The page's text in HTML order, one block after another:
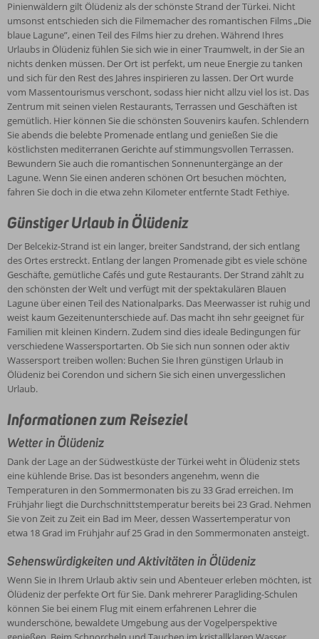
Umgebung von Ölüdeniz wie Danthos, Pinara, Letoon, Sidyma, Tlos
und Myra. Etwa 70 Kilometer entfernt liegt die Stadt Dalyan mit
ihren gut erhaltenen lykischen Felsengräbern. Zwischen Juni und
September können Sie außerdem das märchenhafte Tal der
Schmetterlinge besuchen, in dem Schmetterlinge in allen Farben
und Arten fröhlich umherflatteren. Auch die etwa 50 Kilometer
entfernte Saklikent-Schlucht ist einen Besuch wert. Die Schlucht ist
Teil eines Nationalparks, 300 Meter tief und 18 Kilometer lang. Das
kalte Wasser, das von den Bergen in die Schlucht fließt, sorgt im
Sommer für Abkühlung. Am Ende der Schlucht befindet sich ein
spektakulärer Wasserfall.
Pinienwäldern gilt Ölüdeniz als der schönste Strand der Türkei. Nicht
umsonst entschieden sich die Filmemacher des romantischen Films „Die
blaue Lagune”, einen Teil des Films hier zu drehen. Während Ihres
Urlaubs in Ölüdeniz fühlen Sie sich wie in einer Traumwelt, in der Sie an
nichts denken müssen. Der Ort ist perfekt, um neue Energie zu tanken
und sich für den Rest des Jahres inspirieren zu lassen. Der Ort wurde
vom Massentourismus verschont, sodass hier nicht allzu viel los ist. Das
Zentrum mit seinen vielen Restaurants, Terrassen und Geschäften ist
gemütlich. Hier können Sie die schönsten Souvenirs kaufen. Schlendern
Sie abends die belebte Promenade entlang und genießen Sie die
köstlichsten mediterranen Gerichte auf stimmungsvollen Terrassen.
Bewundern Sie auch die romantischen Sonnenuntergänge an der
Lagune. Wenn Sie einen anderen schönen Ort besuchen möchten,
fahren Sie doch in die etwa zehn Kilometer entfernte Stadt Fethiye.
Günstiger Urlaub in Ölüdeniz
Der Belcekiz-Strand ist ein langer, breiter Sandstrand, der sich entlang
des Ortes erstreckt. Entlang der langen Promenade gibt es viele schöne
Geschäfte, gemütliche Cafés und gute Restaurants. Der Strand zählt zu
den schönsten der Welt und verfügt mit der spektakulären Blauen
Lagune über einen Teil des Nationalparks. Das Meerwasser ist ruhig und
weist kaum Gezeitenunterschiede auf. Das macht ihn sehr geeignet für
Familien mit kleinen Kindern. Zudem sind dies ideale Bedingungen für
verschiedene Wassersportarten. Ob Sie sich nun sonnen oder aktiv
Wassersport treiben wollen: Buchen Sie Ihren günstigen Urlaub in
Ölüdeniz bei Corendon und sichern Sie sich einen unvergesslichen
Urlaub.
Informationen zum Reiseziel
Wetter in Ölüdeniz
Dank der Lage an der Südwestküste der Türkei weht in Ölüdeniz stets
eine kühlende Brise. Das ist besonders angenehm, wenn die
Temperaturen in den Sommermonaten bis zu 33 Grad erreichen. Im
Frühjahr liegt die Durchschnittstemperatur bereits bei 23 Grad. Nehmen
Sie von Zeit zu Zeit ein Bad im Meer, dessen Wassertemperatur von
etwa 18 Grad im Frühjahr auf 25 Grad in den Sommermonaten ansteigt.
Sehenswürdigkeiten und Aktivitäten in Ölüdeniz
Wenn Sie in Ihrem Urlaub aktiv sein und Abenteuer erleben möchten, ist
Ölüdeniz der perfekte Ort für Sie. Dank mehrerer Paragliding-Schulen
können Sie bei einem Flug mit einem erfahrenen Lehrer die
wunderschöne, bewaldete Umgebung aus der Vogelperspektive